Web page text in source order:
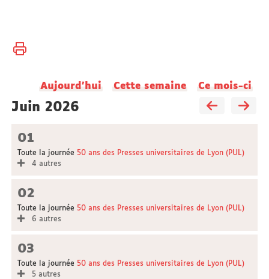
Vous
Accueil
Actualités
Aujourd'hui Cette semaine Ce mois-ci
juin 2026
01
Toute la journée 50 ans des Presses universitaires de Lyon (PUL)
4 autres
02
Toute la journée 50 ans des Presses universitaires de Lyon (PUL)
6 autres
03
Toute la journée 50 ans des Presses universitaires de Lyon (PUL)
5 autres